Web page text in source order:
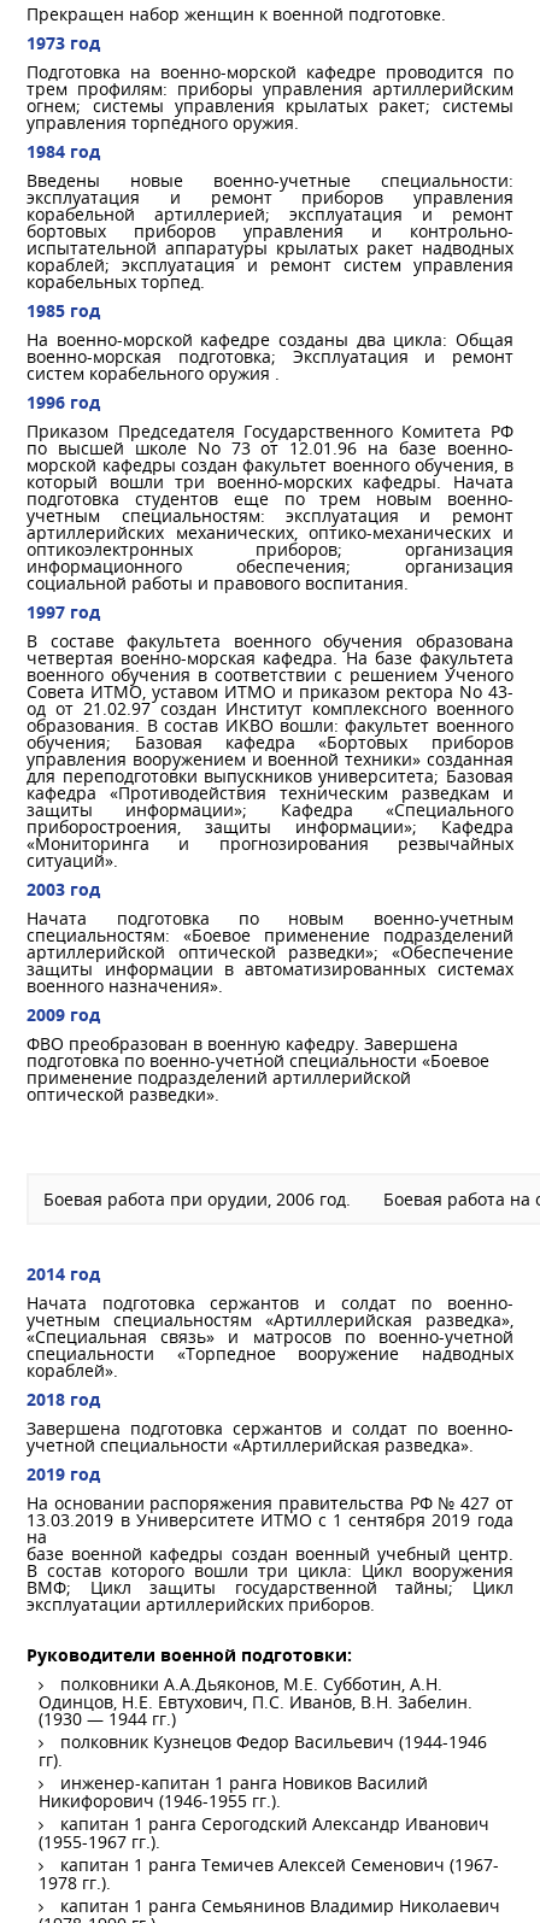
Прекращен набор женщин к военной подготовке.
1973 год
Подготовка на военно-морской кафедре проводится по
трем профилям: приборы управления артиллерийским
огнем; системы управления крылатых ракет; системы
управления торпедного оружия.
1984 год
Введены новые военно-учетные специальности:
эксплуатация и ремонт приборов управления
корабельной артиллерией; эксплуатация и ремонт
бортовых приборов управления и контрольно-
испытательной аппаратуры крылатых ракет надводных
кораблей; эксплуатация и ремонт систем управления
корабельных торпед.
1985 год
На военно-морской кафедре созданы два цикла: Общая
военно-морская подготовка; Эксплуатация и ремонт
систем корабельного оружия .
1996 год
Приказом Председателя Государственного Комитета РФ
по высшей школе No 73 от 12.01.96 на базе военно-
морской кафедры создан факультет военного обучения, в
который вошли три военно-морских кафедры. Начата
подготовка студентов еще по трем новым военно-
учетным специальностям: эксплуатация и ремонт
артиллерийских механических, оптико-механических и
оптикоэлектронных приборов; организация
информационного обеспечения; организация
социальной работы и правового воспитания.
1997 год
В составе факультета военного обучения образована
четвертая военно-морская кафедра. На базе факультета
военного обучения в соответствии с решением Ученого
Совета ИТМО, уставом ИТМО и приказом ректора No 43-
од от 21.02.97 создан Институт комплексного военного
образования. В состав ИКВО вошли: факультет военного
обучения; Базовая кафедра «Бортовых приборов
управления вооружением и военной техники» созданная
для переподготовки выпускников университета; Базовая
кафедра «Противодействия техническим разведкам и
защиты информации»; Кафедра «Специального
приборостроения, защиты информации»; Кафедра
«Мониторинга и прогнозирования резвычайных
ситуаций».
2003 год
Начата подготовка по новым военно-учетным
специальностям: «Боевое применение подразделений
артиллерийской оптической разведки»; «Обеспечение
защиты информации в автоматизированных системах
военного назначения».
2009 год
ФВО преобразован в военную кафедру. Завершена
подготовка по военно-учетной специальности «Боевое
применение подразделений артиллерийской
оптической разведки».
Боевая работа при орудии, 2006 год. Боевая работа на
2014 год
Начата подготовка сержантов и солдат по военно-
учетным специальностям «Артиллерийская разведка»,
«Специальная связь» и матросов по военно-учетной
специальности «Торпедное вооружение надводных
кораблей».
2018 год
Завершена подготовка сержантов и солдат по военно-
учетной специальности «Артиллерийская разведка».
2019 год
На основании распоряжения правительства РФ № 427 от
13.03.2019 в Университете ИТМО с 1 сентября 2019 года
на
базе военной кафедры создан военный учебный центр.
В состав которого вошли три цикла: Цикл вооружения
ВМФ; Цикл защиты государственной тайны; Цикл
эксплуатации артиллерийских приборов.
Руководители военной подготовки:
полковники А.А.Дьяконов, М.Е. Субботин, А.Н.
Одинцов, Н.Е. Евтухович, П.С. Иванов, В.Н. Забелин.
(1930 — 1944 гг.)
полковник Кузнецов Федор Васильевич (1944-1946
гг).
инженер-капитан 1 ранга Новиков Василий
Никифорович (1946-1955 гг.).
капитан 1 ранга Серогодский Александр Иванович
(1955-1967 гг.).
капитан 1 ранга Темичев Алексей Семенович (1967-
1978 гг.).
капитан 1 ранга Семьянинов Владимир Николаевич